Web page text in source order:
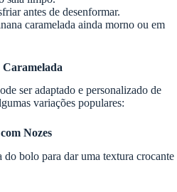
antes de desenformar.
caramelada ainda morno ou em
Caramelada
ser adaptado e personalizado de
variações populares:
Nozes
do bolo para dar uma textura crocante